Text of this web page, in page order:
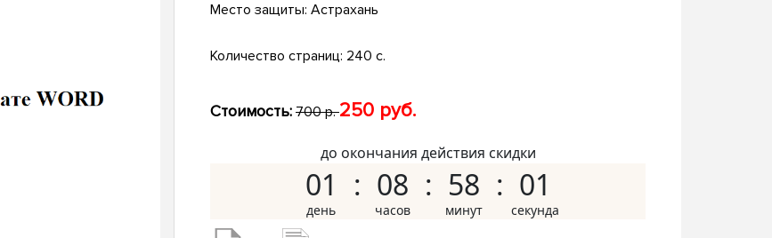
Место защиты: Астрахань
Количество страниц: 240 с.
Стоимость: 700 р.250 руб.
до окончания действия скидки
01 08 58 00